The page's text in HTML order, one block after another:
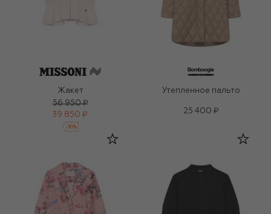
Жакет
56 950 ₽
39 850 ₽
-30%
Утепленное пальто
25 400 ₽